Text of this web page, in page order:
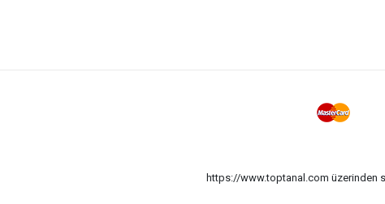
https://www.toptanal.com üzerinden